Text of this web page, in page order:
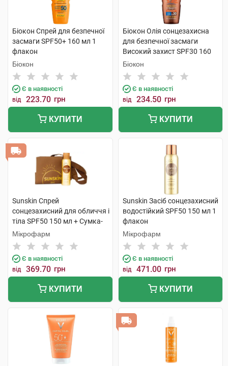
Біокон Спрей для безпечної
засмаги SPF50+ 160 мл 1
флакон
Біокон
Є в наявності
від 223.70 грн
КУПИТИ
Біокон Олія сонцезахисна
для безпечної засмаги
Високий захист SPF30 160
мл 1 флакон
Біокон
Є в наявності
від 234.50 грн
КУПИТИ
Sunskin Спрей
сонцезахисний для обличчя і
тіла SPF50 150 мл + Сумка-
шопер 150 мл 1 набір
Мікрофарм
Є в наявності
від 369.70 грн
КУПИТИ
Sunskin Засіб сонцезахисний
водостійкий SPF50 150 мл 1
флакон
Мікрофарм
Є в наявності
від 471.00 грн
КУПИТИ